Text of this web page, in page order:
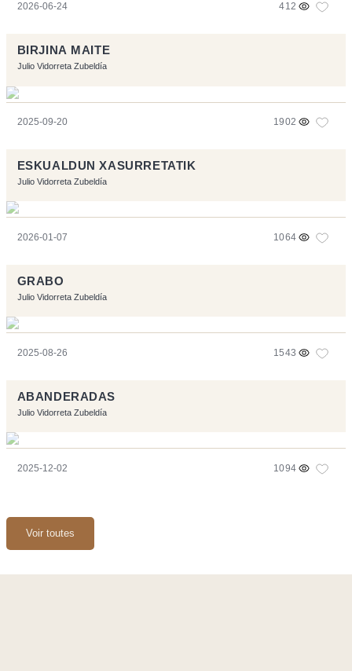
2026-06-24 412
BIRJINA MAITE
Julio Vidorreta Zubeldía
2025-09-20 1902
ESKUALDUN XASURRETATIK
Julio Vidorreta Zubeldía
2026-01-07 1064
GRABO
Julio Vidorreta Zubeldía
2025-08-26 1543
ABANDERADAS
Julio Vidorreta Zubeldía
2025-12-02 1094
Voir toutes